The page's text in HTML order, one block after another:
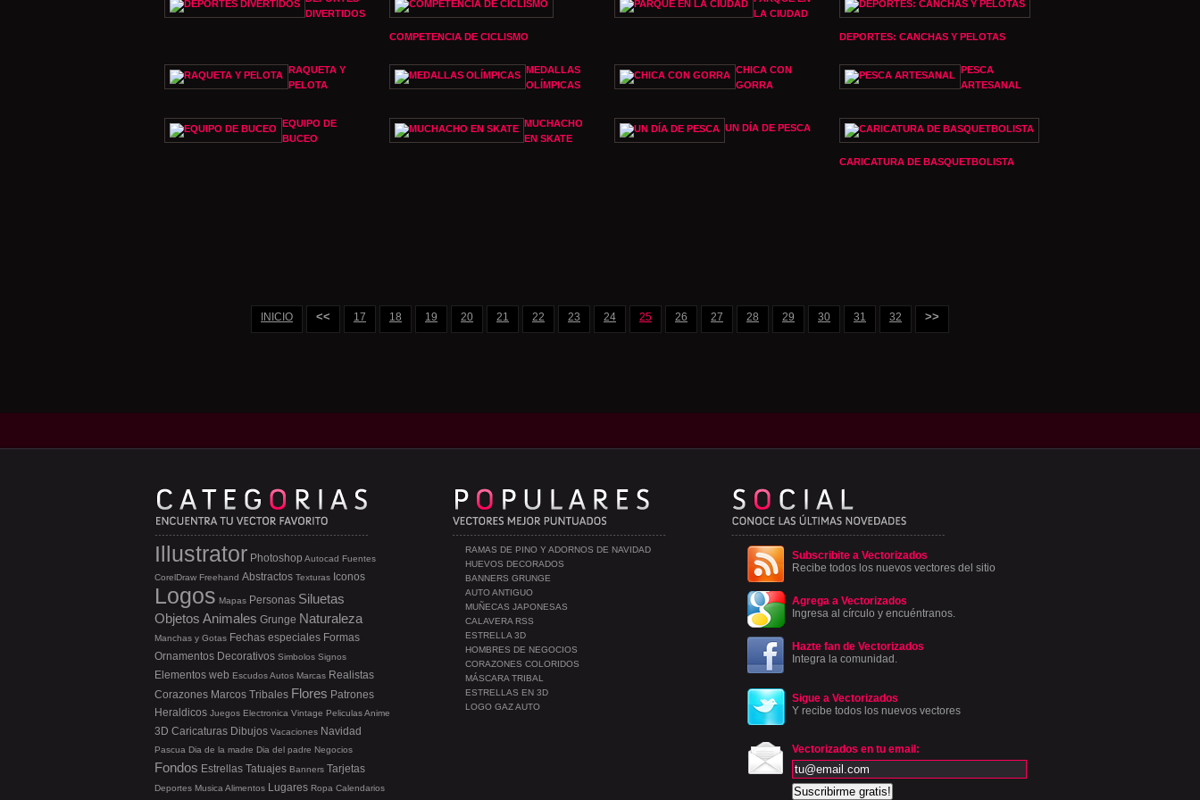
DIVERTIDOS
COMPETENCIA DE CICLISMO
LA CIUDAD
DEPORTES: CANCHAS Y PELOTAS
RAQUETA Y
PELOTA
MEDALLAS
OLÍMPICAS
CHICA CON
GORRA
PESCA
ARTESANAL
EQUIPO DE
BUCEO
MUCHACHO
EN SKATE
UN DÍA DE PESCA
CARICATURA DE BASQUETBOLISTA
INICIO << 17 18 19 20 21 22 23 24 25 26 27 28 29 30 31 32 >>
Subscribite a Vectorizados
Recibe todos los nuevos vectores del sitio
Agrega a Vectorizados
Ingresa al círculo y encuéntranos.
Hazte fan de Vectorizados
Integra la comunidad.
Sigue a Vectorizados
Y recibe todos los nuevos vectores
Vectorizados en tu email:
RAMAS DE PINO Y ADORNOS DE NAVIDAD
HUEVOS DECORADOS
BANNERS GRUNGE
AUTO ANTIGUO
MUÑECAS JAPONESAS
CALAVERA RSS
ESTRELLA 3D
HOMBRES DE NEGOCIOS
CORAZONES COLORIDOS
MÁSCARA TRIBAL
ESTRELLAS EN 3D
LOGO GAZ AUTO
Illustrator Photoshop Autocad Fuentes
CorelDraw Freehand Abstractos Texturas Iconos
Logos Mapas Personas Siluetas
Objetos Animales Grunge Naturaleza
Manchas y Gotas Fechas especiales Formas
Ornamentos Decorativos Simbolos Signos
Elementos web EscudosAutos Marcas Realistas
Corazones Marcos Tribales Flores Patrones
Heraldicos Juegos Electronica Vintage PeliculasAnime
3D Caricaturas Dibujos Vacaciones Navidad
Pascua Dia de la madre Dia del padre Negocios
Fondos Estrellas Tatuajes Banners Tarjetas
Deportes Musica Alimentos Lugares Ropa Calendarios